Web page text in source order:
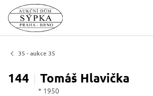
35 - aukce 35
144 Tomáš Hlavička
* 1950